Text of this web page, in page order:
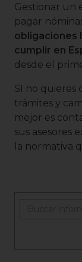
Gestionar un
pagar
obligaciones
cumplir en
desde el
SI no quieres
trámites y
mejor es
sus asesores
la normativa